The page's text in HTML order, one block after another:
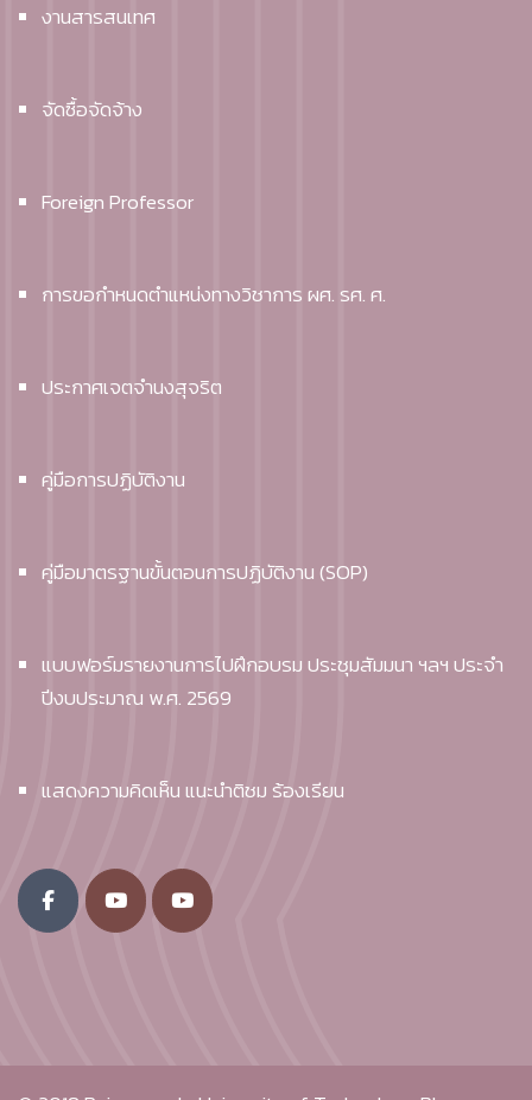
งานสารสนเทศ
จัดซื้อจัดจ้าง
Foreign Professor
การขอกำหนดตำแหน่งทางวิชาการ ผศ. รศ. ศ.
ประกาศเจตจำนงสุจริต
คู่มือการปฏิบัติงาน
คู่มือมาตรฐานขั้นตอนการปฏิบัติงาน (SOP)
แบบฟอร์มรายงานการไปฝึกอบรม ประชุมสัมมนา ฯลฯ ประจำ
ปีงบประมาณ พ.ศ. 2569
แสดงความคิดเห็น แนะนำติชม ร้องเรียน